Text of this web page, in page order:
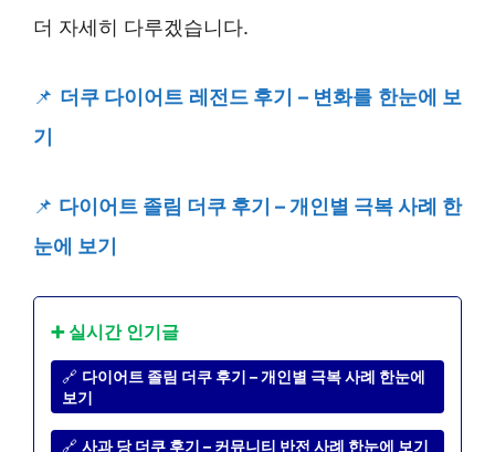
더 자세히 다루겠습니다.
📌 더쿠 다이어트 레전드 후기 – 변화를 한눈에 보
기
📌 다이어트 졸림 더쿠 후기 – 개인별 극복 사례 한
눈에 보기
➕ 실시간 인기글
🔗 다이어트 졸림 더쿠 후기 – 개인별 극복 사례 한눈에
보기
🔗 사과 당 더쿠 후기 – 커뮤니티 반전 사례 한눈에 보기